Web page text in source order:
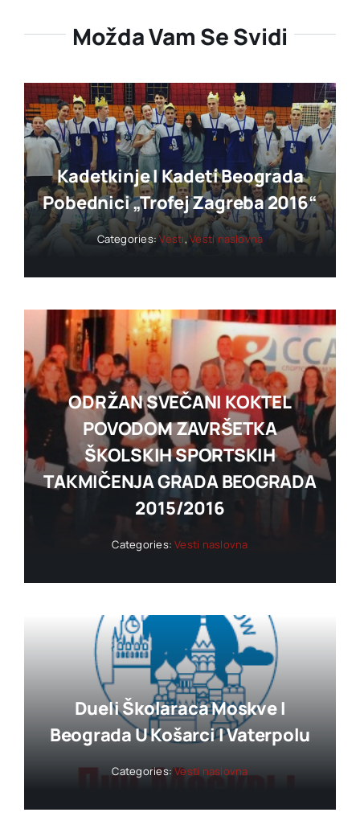
Možda Vam Se Svidi
Kadetkinje I Kadeti Beograda
Pobednici „trofej Zagreba 2016“
Categories:Vesti,Vesti naslovna
ODRŽAN SVEČANI KOKTEL
POVODOM ZAVRŠETKA
ŠKOLSKIH SPORTSKIH
TAKMIČENJA GRADA BEOGRADA
2015/2016
Categories:Vesti naslovna
Dueli Školaraca Moskve I
Beograda U Košarci I Vaterpolu
Categories:Vesti naslovna